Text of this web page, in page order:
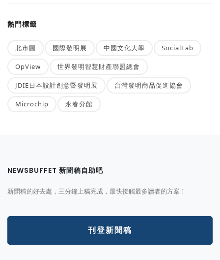
熱門標籤
北市圖 國際發明展 中國文化大學 SocialLab
OpView 世界發明智慧財產聯盟總會
JDIE日本設計創意暨發明展 台灣發明商品促進協會
Microchip 永春分館
NEWSBUFFET 新聞稿自助吧
新聞稿的好去處，三分鐘上稿完成，最快接觸最多讀者的方案！
刊登新聞稿